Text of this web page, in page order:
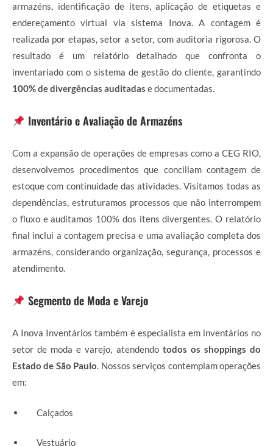
armazéns, identificação de itens, aplicação de etiquetas e
endereçamento virtual via sistema Inova. A contagem é
realizada por etapas, setor a setor, com auditoria rigorosa. O
resultado é um relatório detalhado que confronta o
inventariado com o sistema de gestão do cliente, garantindo
100% de divergências auditadas e documentadas.
Inventário e Avaliação de Armazéns
Com a expansão de operações de empresas como a CEG RIO,
desenvolvemos procedimentos que conciliam contagem de
estoque com continuidade das atividades. Visitamos todas as
dependências, estruturamos processos que não interrompem
o fluxo e auditamos 100% dos itens divergentes. O relatório
final inclui a contagem precisa e uma avaliação completa dos
armazéns, considerando organização, segurança, processos e
atendimento.
Segmento de Moda e Varejo
A Inova Inventários também é especialista em inventários no
setor de moda e varejo, atendendo todos os shoppings do
Estado de São Paulo. Nossos serviços contemplam operações
em:
Calçados
Vestuário